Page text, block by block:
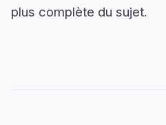
plus complète du sujet.